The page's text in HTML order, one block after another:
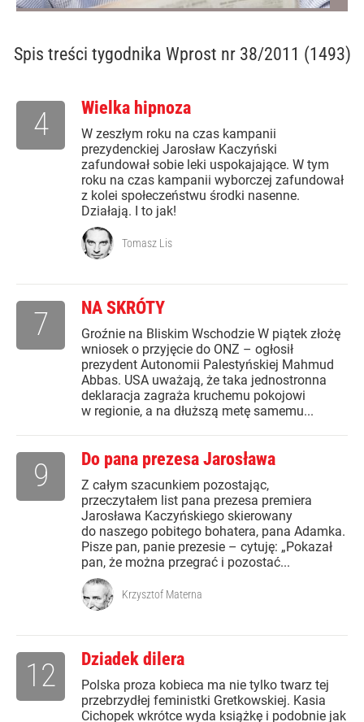
Spis treści tygodnika Wprost nr 38/2011 (1493)
Wielka hipnoza
W zeszłym roku na czas kampanii
prezydenckiej Jarosław Kaczyński
zafundował sobie leki uspokajające. W tym
roku na czas kampanii wyborczej zafundował
z kolei społeczeństwu środki nasenne.
Działają. I to jak!
4
Tomasz Lis
NA SKRÓTY
Groźnie na Bliskim Wschodzie W piątek złożę
wniosek o przyjęcie do ONZ – ogłosił
prezydent Autonomii Palestyńskiej Mahmud
Abbas. USA uważają, że taka jednostronna
deklaracja zagraża kruchemu pokojowi
w regionie, a na dłuższą metę samemu...
7
Do pana prezesa Jarosława
Z całym szacunkiem pozostając,
przeczytałem list pana prezesa premiera
Jarosława Kaczyńskiego skierowany
do naszego pobitego bohatera, pana Adamka.
Pisze pan, panie prezesie – cytuję: „Pokazał
pan, że można przegrać i pozostać...
9
Krzysztof Materna
Dziadek dilera
Polska proza kobieca ma nie tylko twarz tej
przebrzydłej feministki Gretkowskiej. Kasia
Cichopek wkrótce wyda książkę i podobnie jak
12